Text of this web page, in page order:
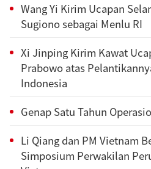
Wang Yi Kirim Ucapan
Sugiono sebagai Menlu RI
Xi Jinping Kirim Kawat
Prabowo atas
Indonesia
Genap Satu Tahun
Li Qiang dan PM Vietnam
Simposium Perwakilan